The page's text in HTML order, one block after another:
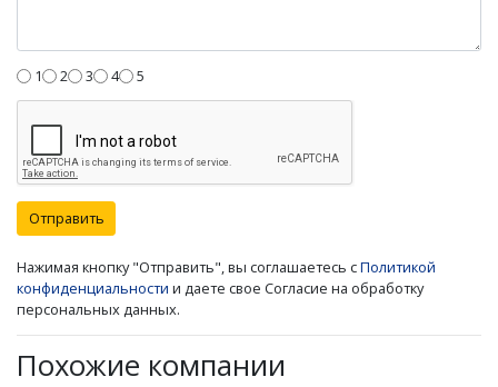
1 2 3 4 5
Отправить
Нажимая кнопку "Отправить", вы соглашаетесь сПолитикой
конфиденциальности и даете свое Согласие на обработку
персональных данных.
Похожие компании